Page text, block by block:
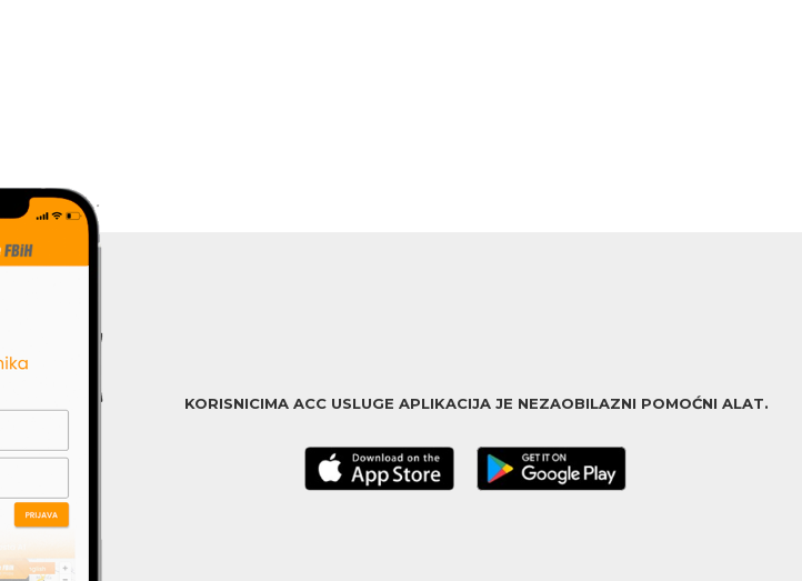
KORISNICIMA ACC USLUGE APLIKACIJA JE NEZAOBILAZNI POMOĆNI ALAT.